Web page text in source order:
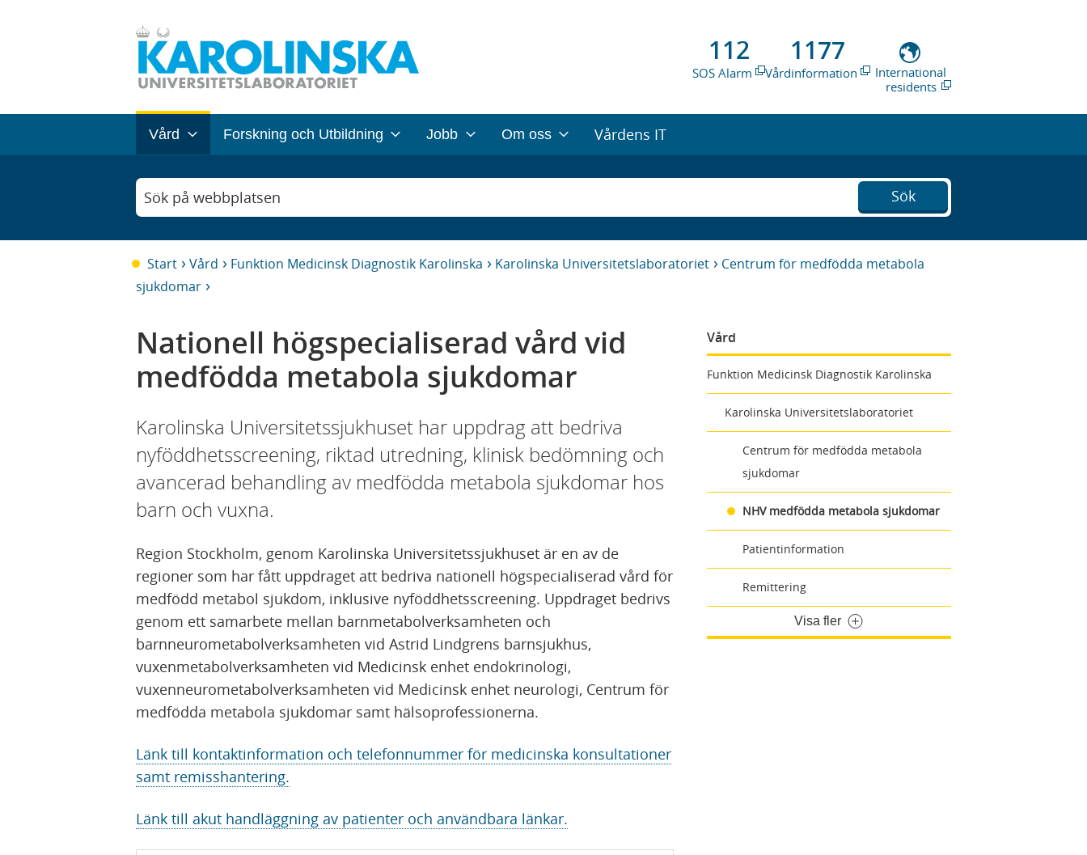
112
SOS Alarm
1177
Vårdinformation
International
residents
Vård Forskning och Utbildning Jobb Om oss Vårdens IT
Sök på webbplatsen Sök
Start Vård Funktion Medicinsk Diagnostik Karolinska Karolinska Universitetslaboratoriet
Centrum för medfödda metabola
sjukdomar
Vård
Funktion Medicinsk Diagnostik Karolinska
Karolinska Universitetslaboratoriet
Centrum för medfödda metabola
sjukdomar
NHV medfödda metabola sjukdomar
Patientinformation
Remittering
Visa fler
Nationell högspecialiserad vård vid
medfödda metabola sjukdomar
Karolinska Universitetssjukhuset har uppdrag att bedriva
nyföddhetsscreening, riktad utredning, klinisk bedömning och
avancerad behandling av medfödda metabola sjukdomar hos
barn och vuxna.
Region Stockholm, genom Karolinska Universitetssjukhuset är en av de
regioner som har fått uppdraget att bedriva nationell högspecialiserad vård för
medfödd metabol sjukdom, inklusive nyföddhetsscreening. Uppdraget bedrivs
genom ett samarbete mellan barnmetabolverksamheten och
barnneurometabolverksamheten vid Astrid Lindgrens barnsjukhus,
vuxenmetabolverksamheten vid Medicinsk enhet endokrinologi,
vuxenneurometabolverksamheten vid Medicinsk enhet neurologi, Centrum för
medfödda metabola sjukdomar samt hälsoprofessionerna.
Länk till kontaktinformation och telefonnummer för medicinska konsultationer
samt remisshantering.
Länk till akut handläggning av patienter och användbara länkar.